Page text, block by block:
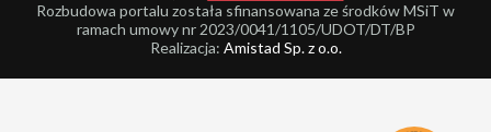
Rozbudowa portalu została sfinansowana ze środków MSiT w
ramach umowy nr 2023/0041/1105/UDOT/DT/BP
Realizacja: Amistad Sp. z o.o.